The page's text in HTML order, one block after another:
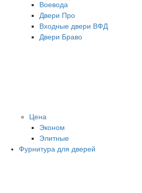
Воевода
Двери Про
Входные двери ВФД
Двери Браво
Цена
Эконом
Элитные
Фурнитура для дверей